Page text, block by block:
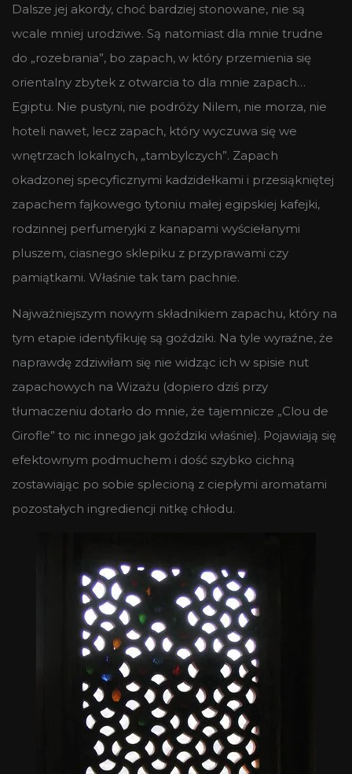
Dalsze jej akordy, choć bardziej stonowane, nie są
wcale mniej urodziwe. Są natomiast dla mnie trudne
do „rozebrania”, bo zapach, w który przemienia się
orientalny zbytek z otwarcia to dla mnie zapach…
Egiptu. Nie pustyni, nie podróży Nilem, nie morza, nie
hoteli nawet, lecz zapach, który wyczuwa się we
wnętrzach lokalnych, „tambylczych”. Zapach
okadzonej specyficznymi kadzidełkami i przesiąkniętej
zapachem fajkowego tytoniu małej egipskiej kafejki,
rodzinnej perfumeryjki z kanapami wyściełanymi
pluszem, ciasnego sklepiku z przyprawami czy
pamiątkami. Właśnie tak tam pachnie.
Najważniejszym nowym składnikiem zapachu, który na
tym etapie identyfikuję są goździki. Na tyle wyraźne, że
naprawdę zdziwiłam się nie widząc ich w spisie nut
zapachowych na Wizażu (dopiero dziś przy
tłumaczeniu dotarło do mnie, że tajemnicze „Clou de
Girofle” to nic innego jak goździki właśnie). Pojawiają się
efektownym podmuchem i dość szybko cichną
zostawiając po sobie splecioną z ciepłymi aromatami
pozostałych ingrediencji nitkę chłodu.